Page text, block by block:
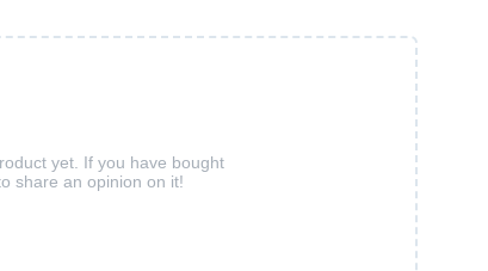
yet. If you have bought
share an opinion on it!